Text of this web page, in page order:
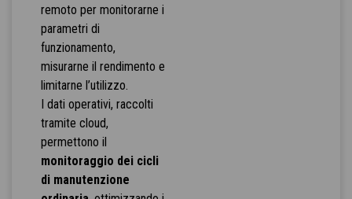
remoto per monitorarne i
parametri di
funzionamento,
misurarne il rendimento e
limitarne l’utilizzo.
I dati operativi, raccolti
tramite cloud,
permettono il
monitoraggio dei cicli
di manutenzione